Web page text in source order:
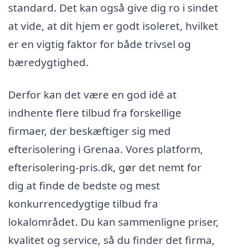
standard. Det kan også give dig ro i sindet
at vide, at dit hjem er godt isoleret, hvilket
er en vigtig faktor for både trivsel og
bæredygtighed.
Derfor kan det være en god idé at
indhente flere tilbud fra forskellige
firmaer, der beskæftiger sig med
efterisolering i Grenaa. Vores platform,
efterisolering-pris.dk, gør det nemt for
dig at finde de bedste og mest
konkurrencedygtige tilbud fra
lokalområdet. Du kan sammenligne priser,
kvalitet og service, så du finder det firma,